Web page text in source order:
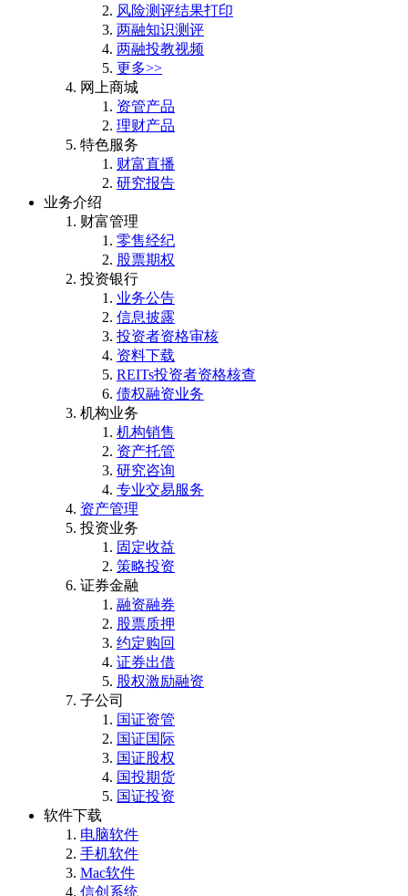
风险测评结果打印
两融知识测评
两融投教视频
更多>>
网上商城
资管产品
理财产品
特色服务
财富直播
研究报告
业务介绍
财富管理
零售经纪
股票期权
投资银行
业务公告
信息披露
投资者资格审核
资料下载
REITs投资者资格核查
债权融资业务
机构业务
机构销售
资产托管
研究咨询
专业交易服务
资产管理
投资业务
固定收益
策略投资
证券金融
融资融券
股票质押
约定购回
证券出借
股权激励融资
子公司
国证资管
国证国际
国证股权
国投期货
国证投资
软件下载
电脑软件
手机软件
Mac软件
信创系统